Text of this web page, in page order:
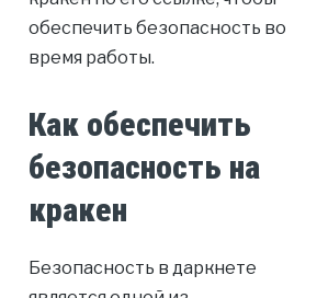
обеспечить безопасность во
время работы.
Как обеспечить
безопасность на
кракен
Безопасность в даркнете